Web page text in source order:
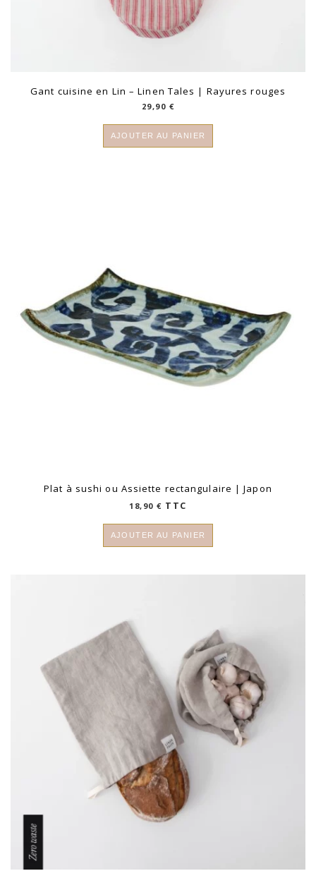
Gant cuisine en Lin – Linen Tales | Rayures rouges
29,90 €
AJOUTER AU PANIER
Plat à sushi ou Assiette rectangulaire | Japon
18,90€ TTC
AJOUTER AU PANIER